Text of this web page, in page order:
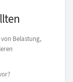
Belastung,